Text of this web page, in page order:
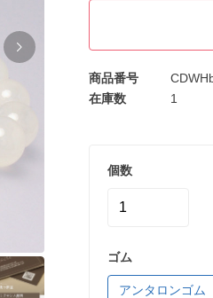
商品番号
在庫数
1
個数
ゴム
アンタロンゴム